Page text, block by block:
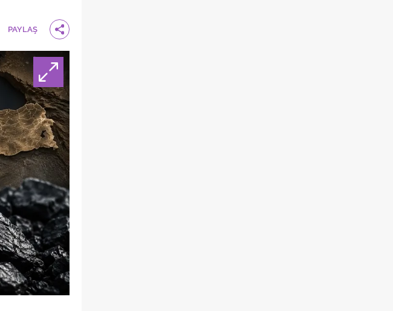
PAYLAŞ